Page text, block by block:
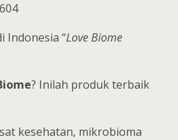
Indonesia “Love Biome
? Inilah produk terbaik
kesehatan, mikrobioma